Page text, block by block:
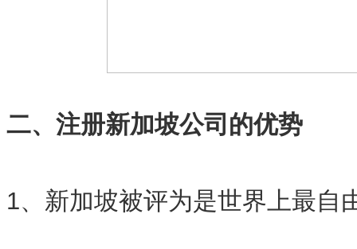
二、注册新加坡公司的优势
1、新加坡被评为是世界上最自